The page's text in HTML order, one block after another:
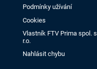
Podmínky užívání
Cookies
Vlastník FTV Prima spol. s
r.o.
Nahlásit chybu